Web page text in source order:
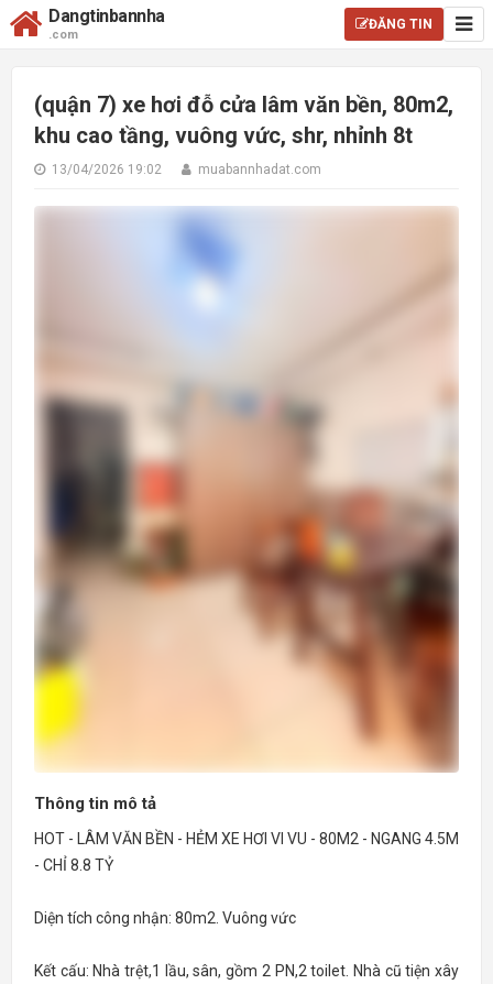
Dangtinbannha
.com
ĐĂNG TIN
(quận 7) xe hơi đỗ cửa lâm văn bền, 80m2,
khu cao tầng, vuông vức, shr, nhỉnh 8t
13/04/2026 19:02 muabannhadat.com
Thông tin mô tả
HOT - LÂM VĂN BỀN - HẺM XE HƠI VI VU - 80M2 - NGANG 4.5M
- CHỈ 8.8 TỶ
Diện tích công nhận: 80m2. Vuông vức
Kết cấu: Nhà trệt,1 lầu, sân, gồm 2 PN,2 toilet. Nhà cũ tiện xây